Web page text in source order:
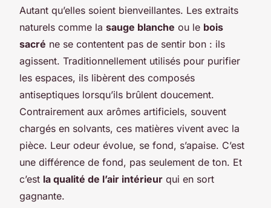
Autant qu’elles soient bienveillantes. Les extraits
naturels comme la sauge blanche ou le bois
sacré ne se contentent pas de sentir bon : ils
agissent. Traditionnellement utilisés pour purifier
les espaces, ils libèrent des composés
antiseptiques lorsqu’ils brûlent doucement.
Contrairement aux arômes artificiels, souvent
chargés en solvants, ces matières vivent avec la
pièce. Leur odeur évolue, se fond, s’apaise. C’est
une différence de fond, pas seulement de ton. Et
c’est la qualité de l’air intérieur qui en sort
gagnante.